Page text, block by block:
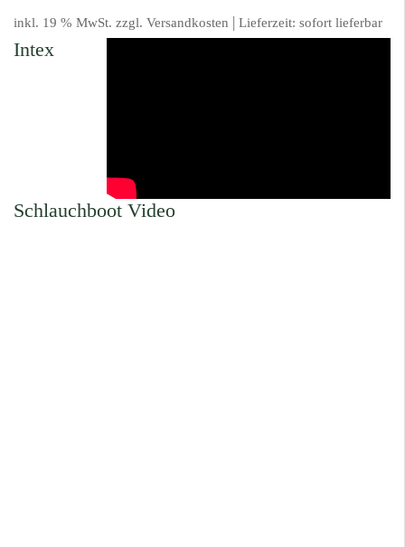
inkl. 19 % MwSt. zzgl. Versandkosten | Lieferzeit: sofort lieferbar
Intex
Schlauchboot Video